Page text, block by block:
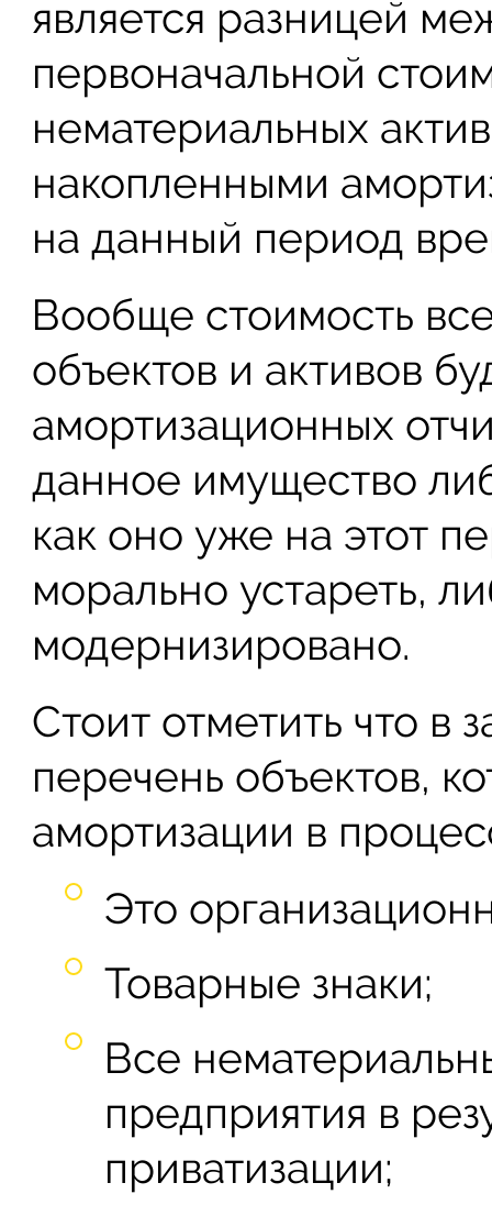
является разницей
первоначальной
нематериальных
накопленными
на данный период
Вообще стоимость
объектов и активов
амортизационных
данное имущество
как оно уже на этот
морально устареть,
модернизировано.
Стоит отметить что в
перечень объектов,
амортизации в
Это
Товарные знаки;
Все
предприятия в
приватизации;